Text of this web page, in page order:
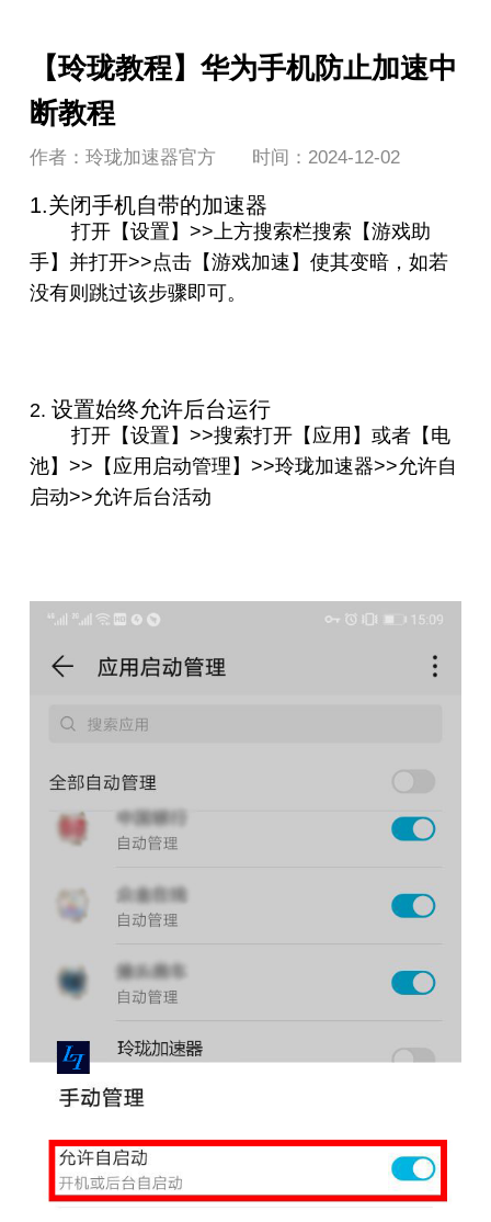
【玲珑教程】华为手机防止加速中
断教程
作者：玲珑加速器官方 时间：2024-12-02
1.关闭手机自带的加速器
打开【设置】>>上方搜索栏搜索【游戏助
手】并打开>>点击【游戏加速】使其变暗， 如若
没有则跳过该步骤即可。
2. 设置始终允许后台运行
打开【设置】>>搜索打开【应用】或者【电
池】>>【应用启动管理】>>玲珑加速器>>允许自
启动>>允许后台活动